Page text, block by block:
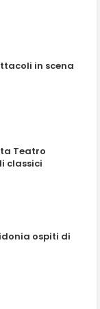
in scena
Teatro
classici
ospiti di